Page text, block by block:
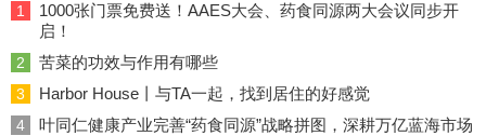
1
1000张门票免费送！AAES大会、药食同源两大会议同步开
启！
2 苦菜的功效与作用有哪些
3 Harbor House丨与TA一起，找到居住的好感觉
4 叶同仁健康产业完善“药食同源”战略拼图，深耕万亿蓝海市场